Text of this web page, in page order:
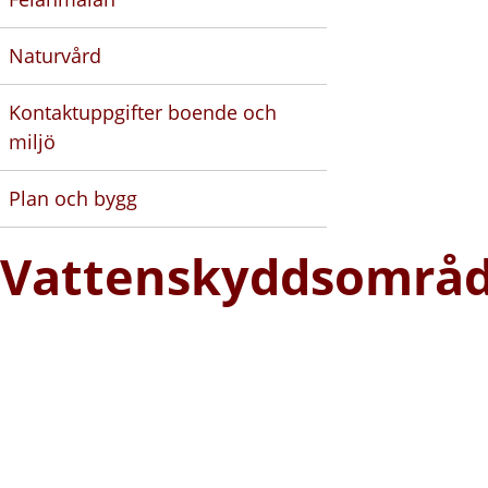
Naturvård
Kontaktuppgifter boende och
miljö
Plan och bygg